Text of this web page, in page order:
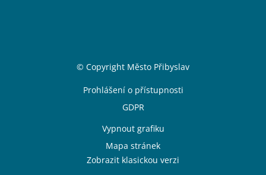
Sekce Patička© Copyright Město Přibyslav
Patička odkazy
Prohlášení o přístupnosti
GDPR
Vypnout grafiku
Mapa stránek
Zobrazit klasickou verzi